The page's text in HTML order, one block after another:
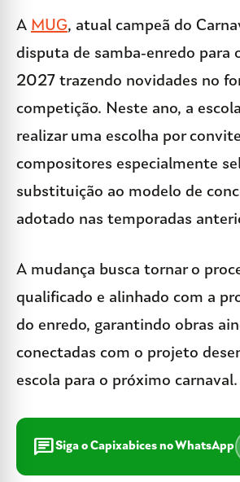
A MUG, atual campeã do
disputa de samba-enredo para
2027 trazendo novidades no
competição. Neste ano, a
realizar uma escolha por
compositores especialmente
substituição ao modelo de
adotado nas temporadas
A mudança busca tornar o
qualificado e alinhado com a
do enredo, garantindo obras
conectadas com o projeto
escola para o próximo carnaval.
chatSiga o Capixabices no WhatsApp